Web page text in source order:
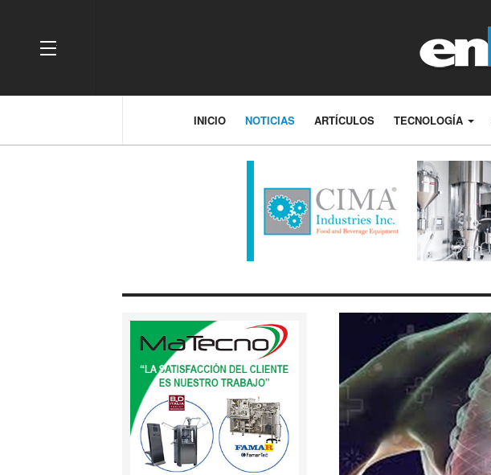
OFF CANVAS
INICIO NOTICIAS ARTÍCULOS TECNOLOGÍA